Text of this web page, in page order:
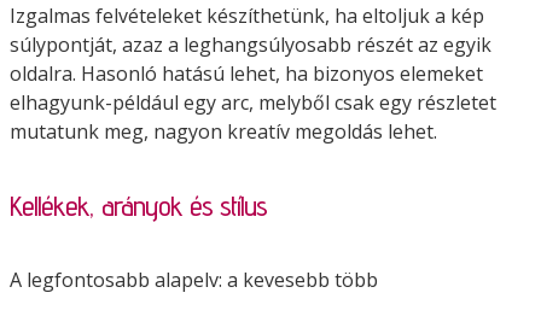
Izgalmas felvételeket készíthetünk, ha eltoljuk a kép
súlypontját, azaz a leghangsúlyosabb részét az egyik
oldalra. Hasonló hatású lehet, ha bizonyos elemeket
elhagyunk-például egy arc, melyből csak egy részletet
mutatunk meg, nagyon kreatív megoldás lehet.
Kellékek, arányok és stílus
A legfontosabb alapelv: a kevesebb több